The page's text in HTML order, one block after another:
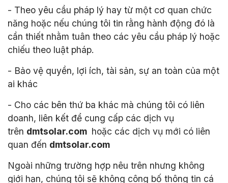
- Theo yêu cầu pháp lý hay từ một cơ quan chức
năng hoặc nếu chúng tôi tin rằng hành động đó là
cần thiết nhằm tuân theo các yêu cầu pháp lý hoặc
chiếu theo luật pháp.
- Bảo vệ quyền, lợi ích, tài sản, sự an toàn của một
ai khác
- Cho các bên thứ ba khác mà chúng tôi có liên
doanh, liên kết để cung cấp các dịch vụ
trên dmtsolar.com hoặc các dịch vụ mới có liên
quan đến dmtsolar.com
Ngoài những trường hợp nêu trên nhưng không
giới hạn, chúng tôi sẽ không công bố thông tin cá